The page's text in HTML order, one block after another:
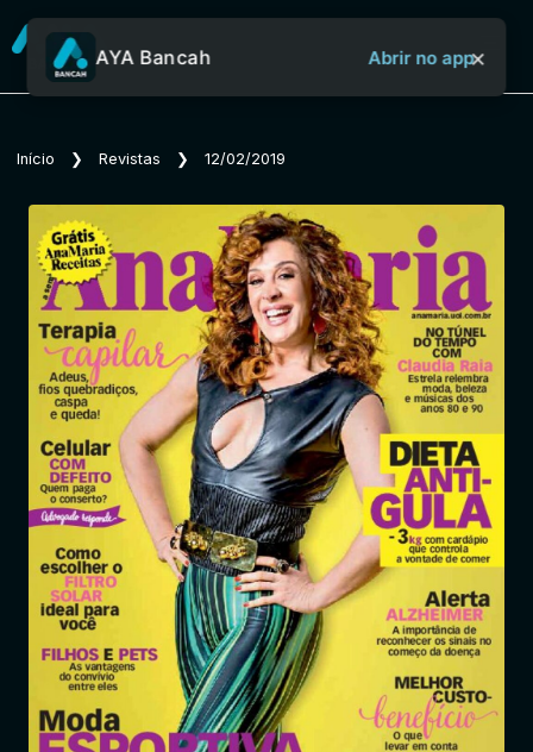
Sobre o Aya Bancah
Início
Revistas
Jornais
Notícias
Entrar
AYA Bancah Abrir no app×
Início ❯ Revistas ❯ 12/02/2019